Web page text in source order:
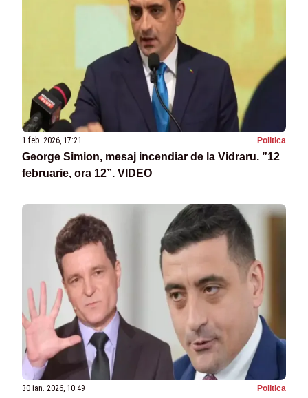
1 feb. 2026, 17:21 Politica
George Simion, mesaj incendiar de la Vidraru. ”12
februarie, ora 12”. VIDEO
30 ian. 2026, 10:49 Politica